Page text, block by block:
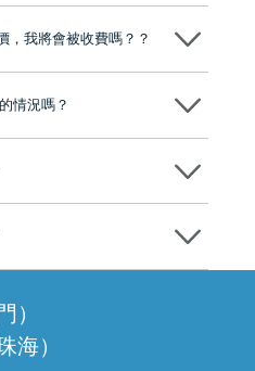
是諾貝爾種植系統全球放心植牙中
顧客，受到粵港澳大灣區及周邊城
都可以隨時預約免費咨詢，讓人十
，我將會被收費嗎？？
情況嗎？
收取費用，而匯率會及時告知客人
）
海）